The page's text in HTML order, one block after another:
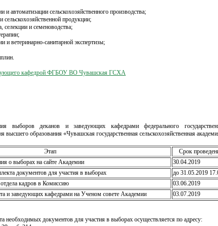
и автоматизации сельскохозяйственного производства;
сельскохозяйственной продукции;
селекции и семеноводства;
и ветеринарно-санитарной экспертизы;
кафедрой ФГБОУ ВО Чувашская ГСХА
выборов деканов и заведующих кафедрами федерального
высшего образования «Чувашская государственная сельскохозяйственная
Этап
Срок
о выборах на сайте Академии
30.04.2019
документов для участия в выборах
до 31.05.2019
кадров в Комиссию
03.06.2019
и заведующих кафедрами на Ученом совете Академии
03.07.2019
необходимых документов для участия в выборах осуществляется по адресу: